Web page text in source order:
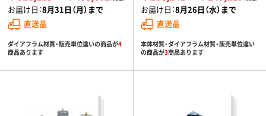
お届け日：8月31日（月）まで
直送品
ダイアフラム材質・販売単位違いの商品が4
商品あります
お届け日：8月26日（水）まで
直送品
本体材質・ダイアフラム材質・販売単位違い
の商品が3商品あります